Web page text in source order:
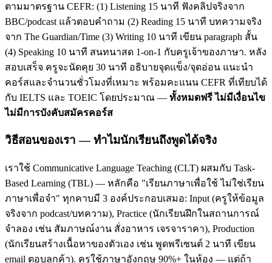
ตามมาตรฐาน CEFR: (1) Listening 15 นาที ฟังคลิปจริงจาก
BBC/podcast แล้วตอบคำถาม (2) Reading 15 นาที บทความจริง
จาก The Guardian/Time (3) Writing 10 นาที เขียน paragraph สั้น
(4) Speaking 10 นาที สนทนาสด 1-on-1 กับครูเจ้าของภาษา. หลัง
สอบเสร็จ ครูจะนัดคุย 30 นาที อธิบายจุดแข็ง/จุดอ่อน แนะนำ
คอร์สและจำนวนชั่วโมงที่เหมาะ พร้อมคะแนน CEFR ที่เทียบได้
กับ IELTS และ TOEIC โดยประมาณ — ทั้งหมดฟรี ไม่มีเงื่อนไข
ไม่มีการบังคับสมัครคอร์ส
วิธีสอนของเรา — ทำไมนักเรียนถึงพูดได้จริง
เราใช้ Communicative Language Teaching (CLT) ผสมกับ Task-
Based Learning (TBL) — หลักคือ "เรียนภาษาเพื่อใช้ ไม่ใช่เรียน
ภาษาเพื่อจำ" ทุกคาบมี 3 องค์ประกอบเสมอ: Input (ครูให้ข้อมูล
จริงจาก podcast/บทความ), Practice (นักเรียนฝึกในสถานการณ์
จำลอง เช่น สัมภาษณ์งาน สั่งอาหาร เจรจาราคา), Production
(นักเรียนสร้างเนื้อหาของตัวเอง เช่น พูดพรีเซนต์ 2 นาที เขียน
email ตอบลูกค้า). ครูใช้ภาษาอังกฤษ 90%+ ในห้อง — แต่ถ้า